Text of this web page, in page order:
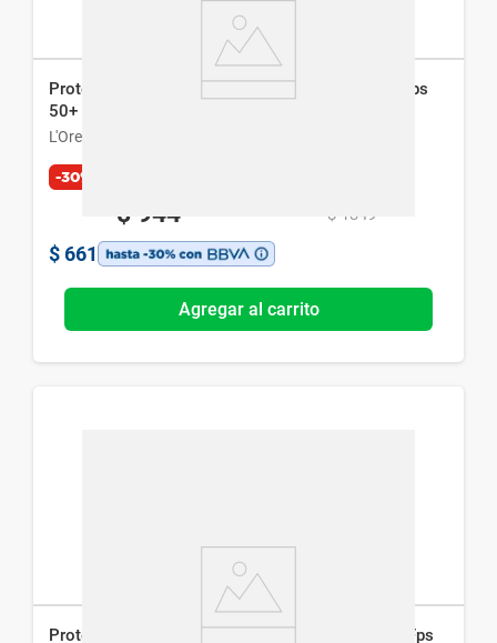
Protector Solar L'Oréal París Uv Defender Clara Fps
50+ x 40 g
L'Oreal París
-30%
$ 944 $ 1349
$ 661
Agregar al carrito
Protector Solar L'Oreal París Expertise Supreme Fps